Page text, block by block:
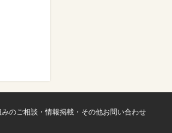
のご相談・情報掲載・その他お問い合わせ